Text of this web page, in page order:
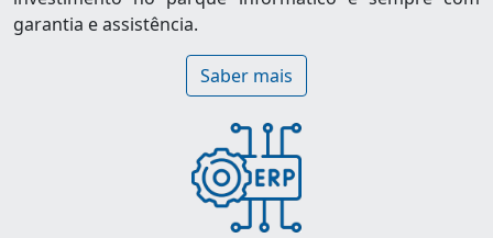
garantia e assistência.
Saber mais